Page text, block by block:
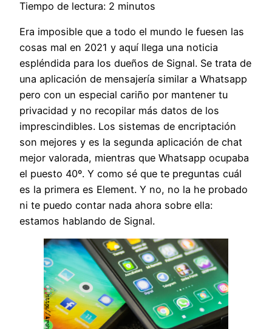
Tiempo de lectura: 2 minutos
Era imposible que a todo el mundo le fuesen las
cosas mal en 2021 y aquí llega una noticia
espléndida para los dueños de Signal. Se trata de
una aplicación de mensajería similar a Whatsapp
pero con un especial cariño por mantener tu
privacidad y no recopilar más datos de los
imprescindibles. Los sistemas de encriptación
son mejores y es la segunda aplicación de chat
mejor valorada, mientras que Whatsapp ocupaba
el puesto 40º. Y como sé que te preguntas cuál
es la primera es Element. Y no, no la he probado
ni te puedo contar nada ahora sobre ella:
estamos hablando de Signal.